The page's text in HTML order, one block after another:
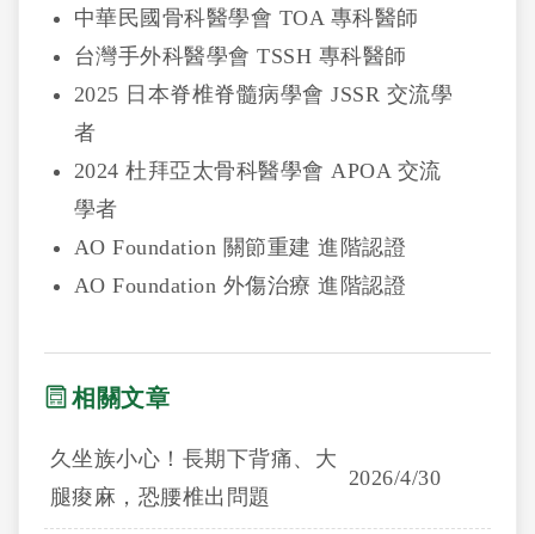
中華民國骨科醫學會 TOA 專科醫師
台灣手外科醫學會 TSSH 專科醫師
2025 日本脊椎脊髓病學會 JSSR 交流學
者
2024 杜拜亞太骨科醫學會 APOA 交流
學者
AO Foundation 關節重建 進階認證
AO Foundation 外傷治療 進階認證
相關文章
久坐族小心！長期下背痛、大
腿痠麻，恐腰椎出問題
2026/4/30